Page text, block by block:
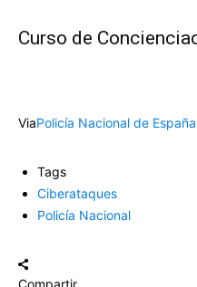
Curso de
ViaPolicía Nacional de España
Tags
Ciberataques
Policía Nacional
Compartir